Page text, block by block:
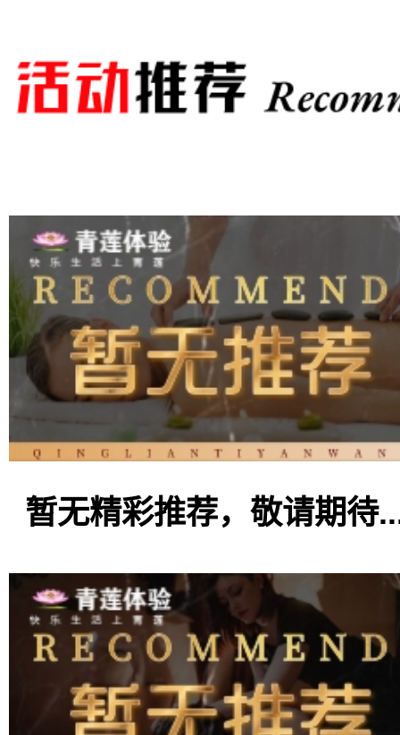
暂无精彩推荐，敬请期待